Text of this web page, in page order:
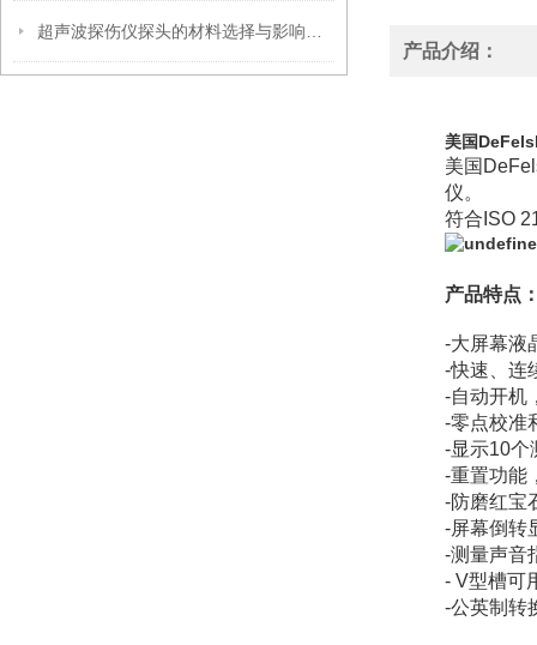
产品介绍：
美国
美国
仪。
符合 ISO
产品特点
-大屏幕液
-快速、连
-自动开机
-零点校准
-显示10个
-重置功能
-防磨红宝
-屏幕倒转
-测量声音
- V型槽可
-公英制转